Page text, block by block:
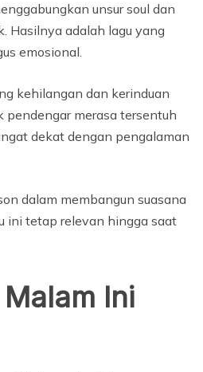
unsur soul dan
Hasilnya adalah lagu yang
emosional.
kehilangan dan kerinduan
pendengar merasa tersentuh
dekat dengan pengalaman
dalam membangun suasana
ini tetap relevan hingga saat
Ini